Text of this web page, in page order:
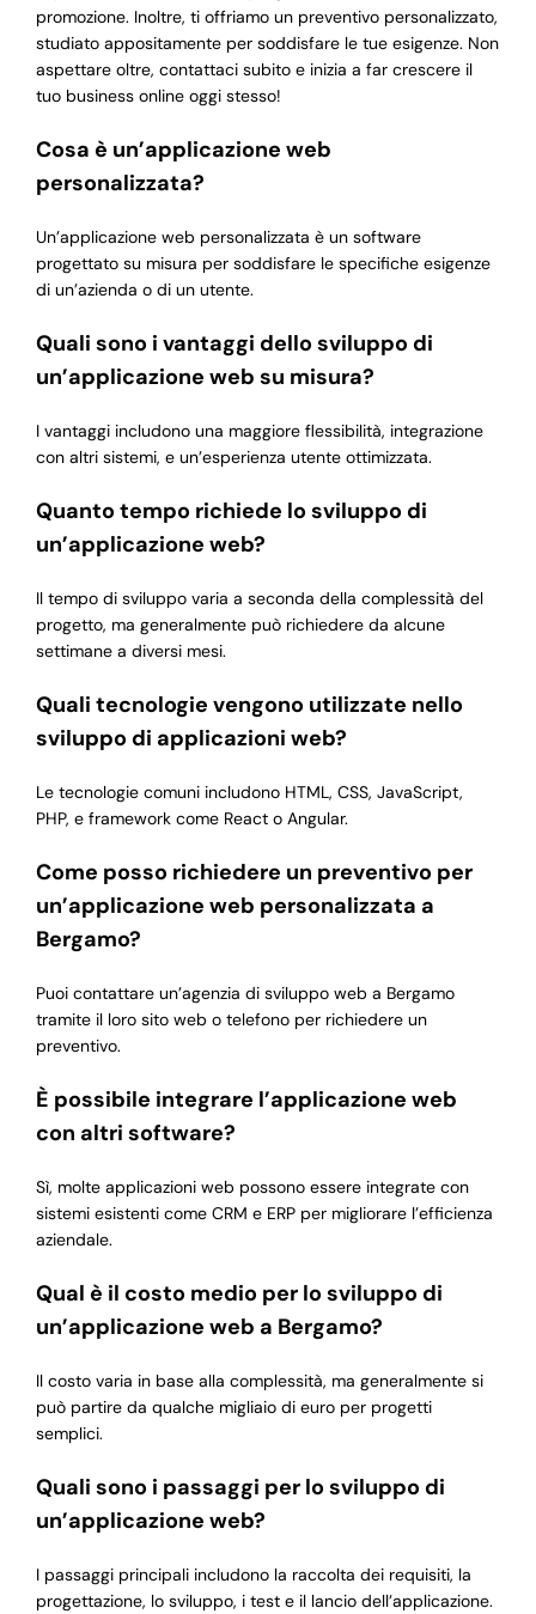
promozione. Inoltre, ti offriamo un preventivo personalizzato,
studiato appositamente per soddisfare le tue esigenze. Non
aspettare oltre, contattaci subito e inizia a far crescere il
tuo business online oggi stesso!
Cosa è un’applicazione web
personalizzata?
Un’applicazione web personalizzata è un software
progettato su misura per soddisfare le specifiche esigenze
di un’azienda o di un utente.
Quali sono i vantaggi dello sviluppo di
un’applicazione web su misura?
I vantaggi includono una maggiore flessibilità, integrazione
con altri sistemi, e un’esperienza utente ottimizzata.
Quanto tempo richiede lo sviluppo di
un’applicazione web?
Il tempo di sviluppo varia a seconda della complessità del
progetto, ma generalmente può richiedere da alcune
settimane a diversi mesi.
Quali tecnologie vengono utilizzate nello
sviluppo di applicazioni web?
Le tecnologie comuni includono HTML, CSS, JavaScript,
PHP, e framework come React o Angular.
Come posso richiedere un preventivo per
un’applicazione web personalizzata a
Bergamo?
Puoi contattare un’agenzia di sviluppo web a Bergamo
tramite il loro sito web o telefono per richiedere un
preventivo.
È possibile integrare l’applicazione web
con altri software?
Sì, molte applicazioni web possono essere integrate con
sistemi esistenti come CRM e ERP per migliorare l’efficienza
aziendale.
Qual è il costo medio per lo sviluppo di
un’applicazione web a Bergamo?
Il costo varia in base alla complessità, ma generalmente si
può partire da qualche migliaio di euro per progetti
semplici.
Quali sono i passaggi per lo sviluppo di
un’applicazione web?
I passaggi principali includono la raccolta dei requisiti, la
progettazione, lo sviluppo, i test e il lancio dell’applicazione.